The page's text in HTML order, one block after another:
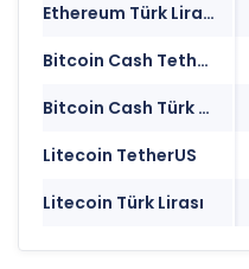
Ethereum Türk Lirası
Bitcoin Cash TetherUS
Bitcoin Cash Türk Lirası
Litecoin TetherUS
Litecoin Türk Lirası